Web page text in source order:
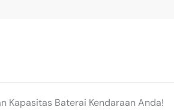
Kapasitas Baterai Kendaraan Anda!